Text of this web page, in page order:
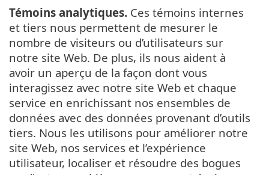
Témoins analytiques. Ces témoins internes
et tiers nous permettent de mesurer le
nombre de visiteurs ou d’utilisateurs sur
notre site Web. De plus, ils nous aident à
avoir un aperçu de la façon dont vous
interagissez avec notre site Web et chaque
service en enrichissant nos ensembles de
données avec des données provenant d’outils
tiers. Nous les utilisons pour améliorer notre
site Web, nos services et l’expérience
utilisateur, localiser et résoudre des bogues